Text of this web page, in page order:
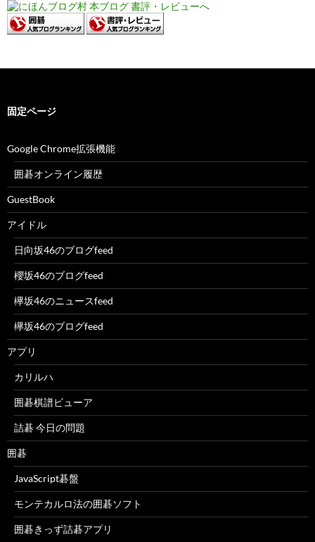
固定ページ
Google Chrome拡張機能
囲碁オンライン履歴
GuestBook
アイドル
日向坂46のブログfeed
櫻坂46のブログfeed
欅坂46のニュースfeed
欅坂46のブログfeed
アプリ
カリルハ
囲碁棋譜ビューア
詰碁 今日の問題
囲碁
JavaScript碁盤
モンテカルロ法の囲碁ソフト
囲碁きっず詰碁アプリ